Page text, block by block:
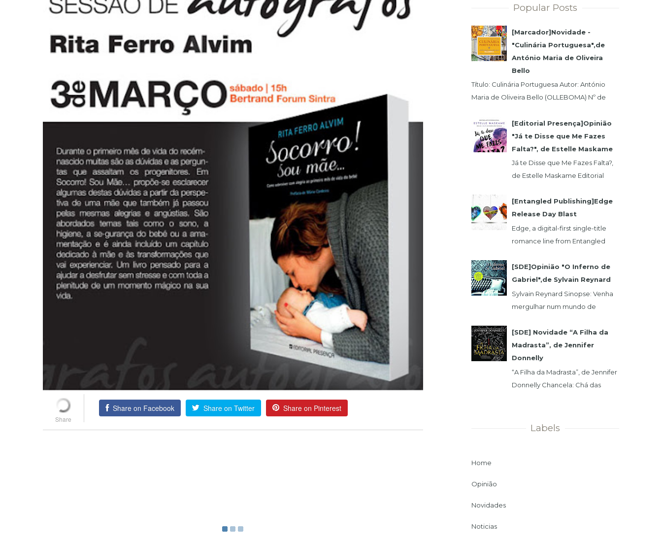
Share on Facebook Share on Twitter Share on Pinterest
Popular Posts
[Marcador]Novidade -
"Culinária Portuguesa",de
António Maria de Oliveira
Bello
Título: Culinária Portuguesa Autor: António
Maria de Oliveira Bello (OLLEBOMA) Nº de
[Editorial Presença]Opinião
"Já te Disse que Me Fazes
Falta?", de Estelle Maskame
Já te Disse que Me Fazes Falta?,
de Estelle Maskame Editorial
Uma última oportunidade para o
amor. P...
[Entangled Publishing]Edge
Release Day Blast
Edge, a digital-first single-title
romance line from Entangled
popular Select imprint but gives
its...
[SDE]Opinião "O Inferno de
Gabriel",de Sylvain Reynard
Sylvain Reynard Sinopse: Venha
mergulhar num mundo de
sem limites....
[SDE] Novidade “A Filha da
Madrasta”, de Jennifer
Donnelly
“A Filha da Madrasta”, de Jennifer
Donnelly Chancela: Chá das
Labels
Home
Opinião
Novidades
Noticias